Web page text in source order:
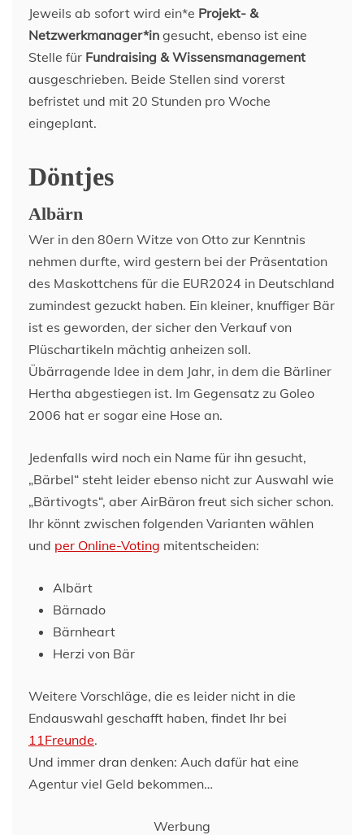
Jeweils ab sofort wird ein*e Projekt- &
Netzwerkmanager*in gesucht, ebenso ist eine
Stelle für Fundraising & Wissensmanagement
ausgeschrieben. Beide Stellen sind vorerst
befristet und mit 20 Stunden pro Woche
eingeplant.
Döntjes
Albärn
Wer in den 80ern Witze von Otto zur Kenntnis
nehmen durfte, wird gestern bei der Präsentation
des Maskottchens für die EUR2024 in Deutschland
zumindest gezuckt haben. Ein kleiner, knuffiger Bär
ist es geworden, der sicher den Verkauf von
Plüschartikeln mächtig anheizen soll.
Übärragende Idee in dem Jahr, in dem die Bärliner
Hertha abgestiegen ist. Im Gegensatz zu Goleo
2006 hat er sogar eine Hose an.
Jedenfalls wird noch ein Name für ihn gesucht,
„Bärbel“ steht leider ebenso nicht zur Auswahl wie
„Bärtivogts“, aber AirBäron freut sich sicher schon.
Ihr könnt zwischen folgenden Varianten wählen
und per Online-Voting mitentscheiden:
Albärt
Bärnado
Bärnheart
Herzi von Bär
Weitere Vorschläge, die es leider nicht in die
Endauswahl geschafft haben, findet Ihr bei
11Freunde.
Und immer dran denken: Auch dafür hat eine
Agentur viel Geld bekommen…
Werbung